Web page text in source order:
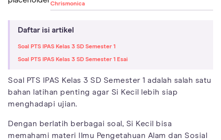
Chrismonica
Daftar isi artikel
Soal PTS IPAS Kelas 3 SD Semester 1
Soal PTS IPAS Kelas 3 SD Semester 1 Esai
Soal PTS IPAS Kelas 3 SD Semester 1 adalah salah satu
bahan latihan penting agar Si Kecil lebih siap
menghadapi ujian.
Dengan berlatih berbagai soal, Si Kecil bisa
memahami materi Ilmu Pengetahuan Alam dan Sosial